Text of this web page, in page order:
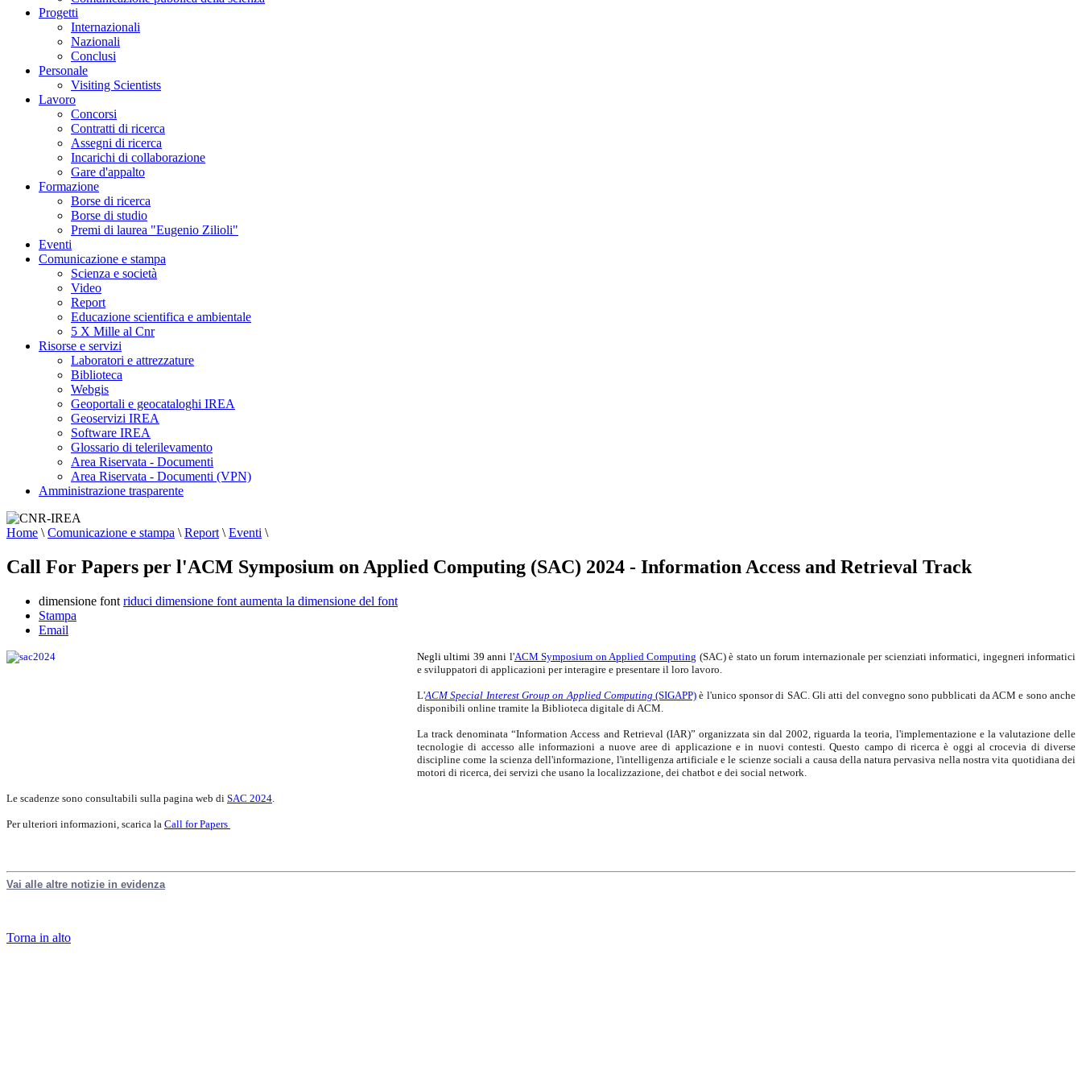
Progetti
Internazionali
Nazionali
Conclusi
Personale
Visiting Scientists
Lavoro
Concorsi
Contratti di ricerca
Assegni di ricerca
Incarichi di collaborazione
Gare d'appalto
Formazione
Borse di ricerca
Borse di studio
Premi di laurea "Eugenio Zilioli"
Eventi
Comunicazione e stampa
Scienza e società
Video
Report
Educazione scientifica e ambientale
5 X Mille al Cnr
Risorse e servizi
Laboratori e attrezzature
Biblioteca
Webgis
Geoportali e geocataloghi IREA
Geoservizi IREA
Software IREA
Glossario di telerilevamento
Area Riservata - Documenti
Area Riservata - Documenti (VPN)
Amministrazione trasparente
Home \ Comunicazione e stampa \ Report \ Eventi \
Call For Papers per l'ACM Symposium on Applied Computing (SAC) 2024 - Information Access and Retrieval Track
dimensione font riduci dimensione font aumenta la dimensione del font
Stampa
Email
Negli ultimi 39 anni l'ACM Symposium on Applied Computing (SAC) è stato un forum internazionale per scienziati informatici, ingegneri informatici
e sviluppatori di applicazioni per interagire e presentare il loro lavoro.
L'ACM Special Interest Group on Applied Computing (SIGAPP) è l'unico sponsor di SAC. Gli atti del convegno sono pubblicati da ACM e sono anche
disponibili online tramite la Biblioteca digitale di ACM.
La track denominata “Information Access and Retrieval (IAR)” organizzata sin dal 2002, riguarda la teoria, l'implementazione e la valutazione delle
tecnologie di accesso alle informazioni a nuove aree di applicazione e in nuovi contesti. Questo campo di ricerca è oggi al crocevia di diverse
discipline come la scienza dell'informazione, l'intelligenza artificiale e le scienze sociali a causa della natura pervasiva nella nostra vita quotidiana dei
motori di ricerca, dei servizi che usano la localizzazione, dei chatbot e dei social network.
Le scadenze sono consultabili sulla pagina web di SAC 2024
Per ulteriori informazioni, scarica la Call for Papers
Vai alle altre notizie in evidenza
Torna in alto